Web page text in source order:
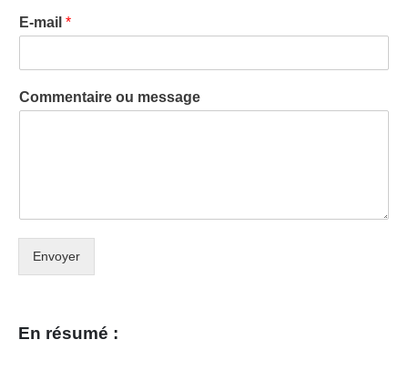
E-mail *
Commentaire ou message
Envoyer
En résumé :